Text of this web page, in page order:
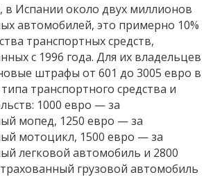
Испании около двух миллионов
автомобилей, это примерно 10%
транспортных средств,
с 1996 года. Для их владельцев
штрафы от 601 до 3005 евро в
транспортного средства и
1000 евро — за
мопед, 1250 евро — за
мотоцикл, 1500 евро — за
легковой автомобиль и 2800
грузовой автомобиль